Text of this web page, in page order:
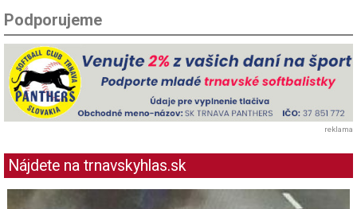
Podporujeme
reklama
Nájdete na trnavskyhlas.sk